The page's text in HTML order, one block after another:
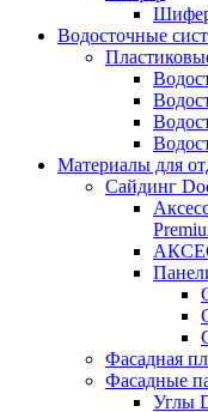
Водосточные
Материалы для
Сайдинг
Фасадная
Фасадные
Углы